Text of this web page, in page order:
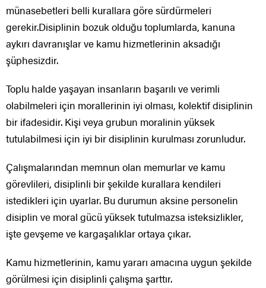
münasebetleri belli kurallara göre sürdürmeleri
gerekir.Disiplinin bozuk olduğu toplumlarda, kanuna
aykırı davranışlar ve kamu hizmetlerinin aksadığı
şüphesizdir.
Toplu halde yaşayan insanların başarılı ve verimli
olabilmeleri için morallerinin iyi olması, kolektif disiplinin
bir ifadesidir. Kişi veya grubun moralinin yüksek
tutulabilmesi için iyi bir disiplinin kurulması zorunludur.
Çalışmalarından memnun olan memurlar ve kamu
görevlileri, disiplinli bir şekilde kurallara kendileri
istedikleri için uyarlar. Bu durumun aksine personelin
disiplin ve moral gücü yüksek tutulmazsa isteksizlikler,
işte gevşeme ve kargaşalıklar ortaya çıkar.
Kamu hizmetlerinin, kamu yararı amacına uygun şekilde
görülmesi için disiplinli çalışma şarttır.